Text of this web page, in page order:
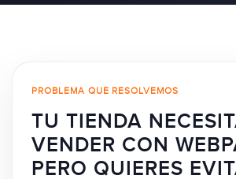
PROBLEMA QUE RESOLVEMOS
TU TIENDA
VENDER CON
PERO QUIERES